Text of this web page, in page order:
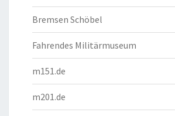
Bremsen Schöbel
Fahrendes Militärmuseum
m151.de
m201.de